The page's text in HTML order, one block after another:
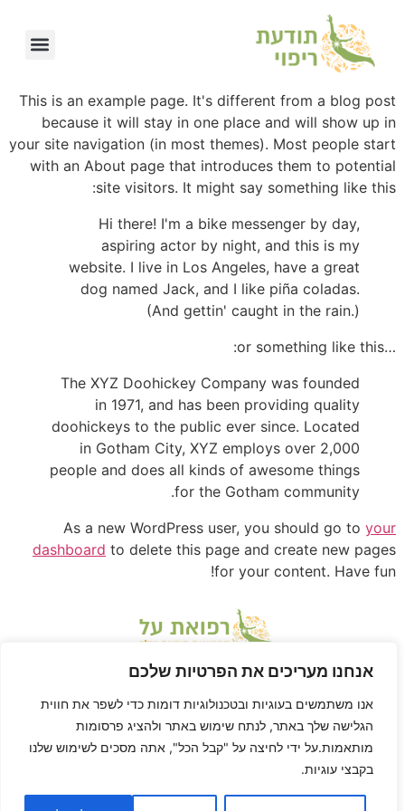
אנחנו מעריכים את הפרטיות שלכם
אנו משתמשים בעוגיות ובטכנולוגיות דומות כדי לשפר את חווית
הגלישה שלך באתר, לנתח שימוש באתר ולהציג פרסומות
מותאמות.על ידי לחיצה על "קבל הכל", אתה מסכים לשימוש שלנו
בקבצי עוגיות.
This is an example page. It's different from a blog post
because it will stay in one place and will show up in
your site navigation (in most themes). Most people start
with an About page that introduces them to potential
site visitors. It might say something like this:
Hi there! I'm a bike messenger by day,
aspiring actor by night, and this is my
website. I live in Los Angeles, have a great
dog named Jack, and I like piña coladas.
(And gettin' caught in the rain.)
…or something like this:
The XYZ Doohickey Company was founded
in 1971, and has been providing quality
doohickeys to the public ever since. Located
in Gotham City, XYZ employs over 2,000
people and does all kinds of awesome things
for the Gotham community.
As a new WordPress user, you should go to your
dashboard to delete this page and create new pages
for your content. Have fun!
* דיסקליימר: דן הוא לא רופא ורפואת-על היא שיטה בתחום הרפואה המשלימה, ולא